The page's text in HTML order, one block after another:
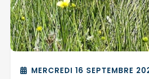
MERCREDI 16 SEPTEMBRE